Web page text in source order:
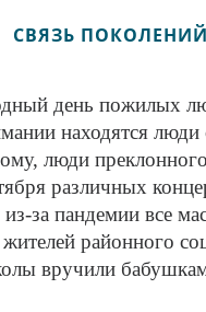
СВЯЗЬ
день пожилых
находятся
люди
различных
из-за пандемии все
районного
вручили